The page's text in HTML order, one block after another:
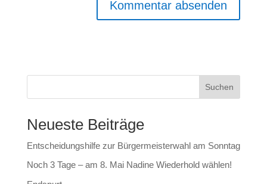
Suchen
Neueste Beiträge
Entscheidungshilfe zur Bürgermeisterwahl am Sonntag
Noch 3 Tage – am 8. Mai Nadine Wiederhold wählen!